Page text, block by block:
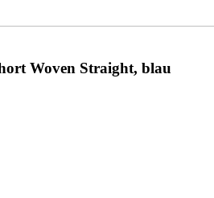
Woven Straight, blau